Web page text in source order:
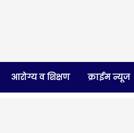
आरोग्य व शिक्षण क्राईम न्यूज